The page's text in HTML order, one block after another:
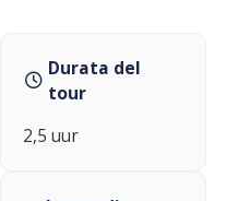
Durata del
tour
2,5 uur